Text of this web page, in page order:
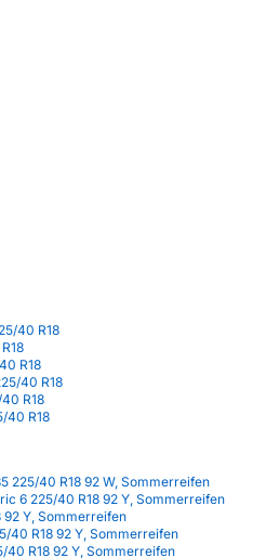
40 R18
R18
40 R18
R18
40 R18
225/40 R18 92 W, Sommerreifen
6 225/40 R18 92 Y, Sommerreifen
92 Y, Sommerreifen
40 R18 92 Y, Sommerreifen
40 R18 92 Y, Sommerreifen